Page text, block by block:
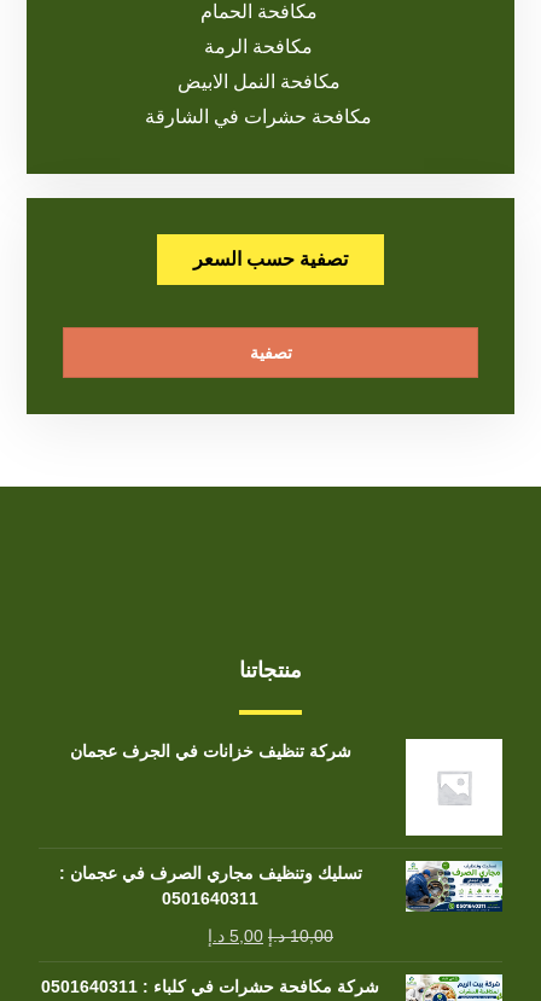
مكافحة الحمام
مكافحة الرمة
مكافحة النمل الابيض
مكافحة حشرات في الشارقة
تصفية حسب السعر
تصفية
منتجاتنا
شركة تنظيف خزانات في الجرف عجمان
تسليك وتنظيف مجاري الصرف في عجمان :
0501640311
10,00 د.إ 5,00 د.إ
شركة مكافحة حشرات في كلباء : 0501640311